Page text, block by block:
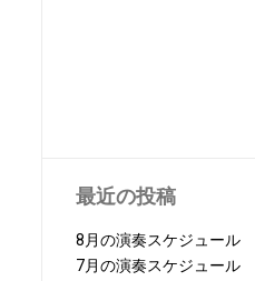
最近の投稿
8月の演奏スケジュール
7月の演奏スケジュール